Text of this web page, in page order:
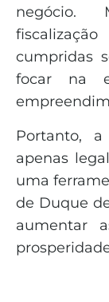
negócio.
cumpridas
focar na
Portanto,
apenas
uma
de Duque
aumentar